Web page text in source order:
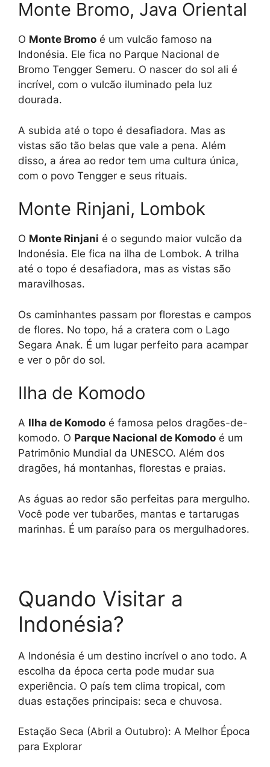
Monte Bromo, Java Oriental
O Monte Bromo é um vulcão famoso na
Indonésia. Ele fica no Parque Nacional de
Bromo Tengger Semeru. O nascer do sol ali é
incrível, com o vulcão iluminado pela luz
dourada.
A subida até o topo é desafiadora. Mas as
vistas são tão belas que vale a pena. Além
disso, a área ao redor tem uma cultura única,
com o povo Tengger e seus rituais.
Monte Rinjani, Lombok
O Monte Rinjani é o segundo maior vulcão da
Indonésia. Ele fica na ilha de Lombok. A trilha
até o topo é desafiadora, mas as vistas são
maravilhosas.
Os caminhantes passam por florestas e campos
de flores. No topo, há a cratera com o Lago
Segara Anak. É um lugar perfeito para acampar
e ver o pôr do sol.
Ilha de Komodo
A Ilha de Komodo é famosa pelos dragões-de-
komodo. O Parque Nacional de Komodo é um
Patrimônio Mundial da UNESCO. Além dos
dragões, há montanhas, florestas e praias.
As águas ao redor são perfeitas para mergulho.
Você pode ver tubarões, mantas e tartarugas
marinhas. É um paraíso para os mergulhadores.
Quando Visitar a
Indonésia?
A Indonésia é um destino incrível o ano todo. A
escolha da época certa pode mudar sua
experiência. O país tem clima tropical, com
duas estações principais: seca e chuvosa.
Estação Seca (Abril a Outubro): A Melhor Época
para Explorar